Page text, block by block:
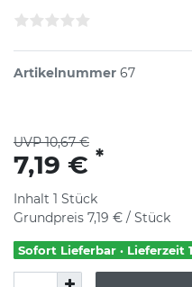
Artikelnummer 67
UVP 10,67 €
7,19 € *
Inhalt 1 Stück
Grundpreis 7,19 € / Stück
Sofort Lieferbar · Lieferzeit